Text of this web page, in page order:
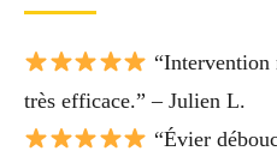
“Intervention
très efficace.” – Julien L.
“Évier